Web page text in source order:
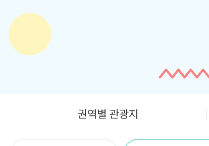
홈
sns 공유 리스트 열기
본문 인쇄
권역별 관광지